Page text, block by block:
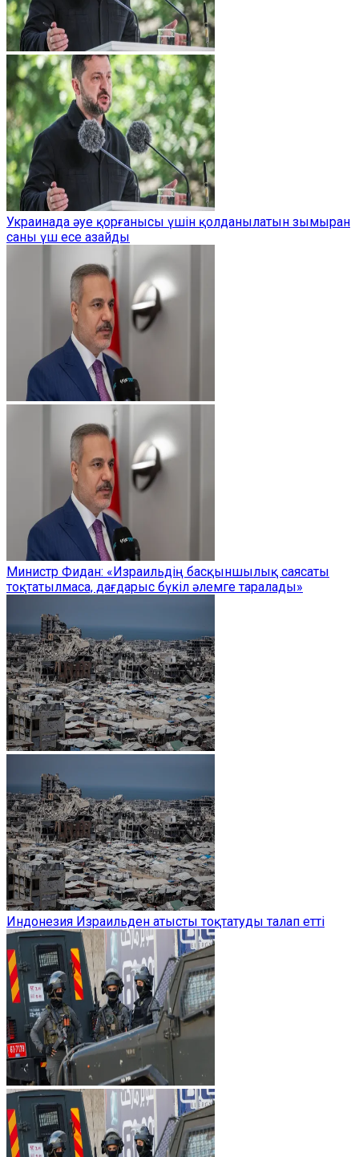
Украинада әуе қорғанысы үшін қолданылатын зымыран
саны үш есе азайды
Министр Фидан: «Израильдің басқыншылық саясаты
тоқтатылмаса, дағдарыс бүкіл әлемге таралады»
Индонезия Израильден атысты тоқтатуды талап етті